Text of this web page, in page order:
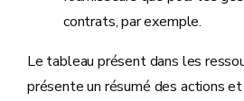
contrats, par exemple.
Le tableau présent dans les
présente un résumé des actions